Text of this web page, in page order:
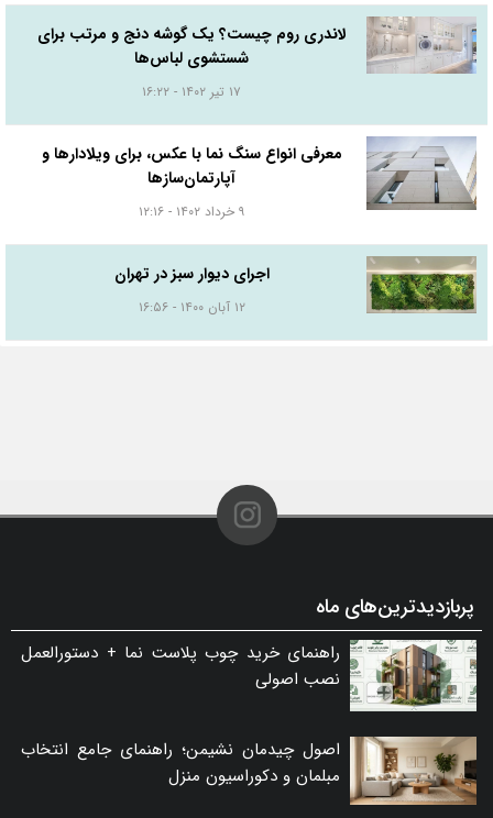
لاندری روم چیست؟ یک گوشه دنج و مرتب برای
شستشوی لباس‌ها
معرفی انواع سنگ نما با عکس، برای ویلادارها و
آپارتمان‌سازها
اجرای دیوار سبز در تهران
۱۲ آبان ۱۴۰۰ - ۱۶:۵۶
پربازدیدترین‌های ماه
راهنمای خرید چوب پلاست نما + دستورالعمل
نصب اصولی
اصول چیدمان نشیمن؛ راهنمای جامع انتخاب
مبلمان و دکوراسیون منزل